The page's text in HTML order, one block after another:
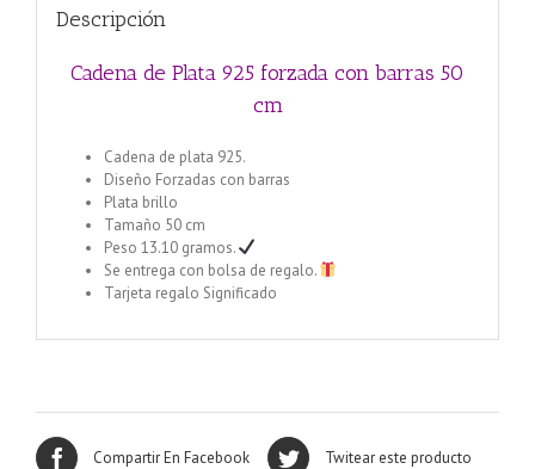
Descripción
Cadena de Plata 925 forzada con barras 50
cm
Cadena de plata 925.
Diseño Forzadas con barras
Plata brillo
Tamaño 50 cm
Peso 13.10 gramos.
Se entrega con bolsa de regalo.
Tarjeta regalo Significado
Compartir En Facebook Twitear este producto